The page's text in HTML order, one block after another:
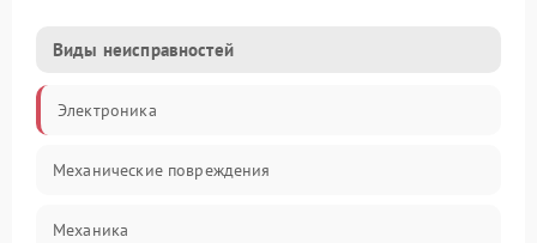
Виды неисправностей
Электроника
Механические повреждения
Механика